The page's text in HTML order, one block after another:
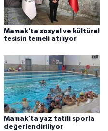
Mamak'ta sosyal ve kültürel
tesisin temeli atılıyor
Mamak'ta yaz tatili sporla
değerlendiriliyor